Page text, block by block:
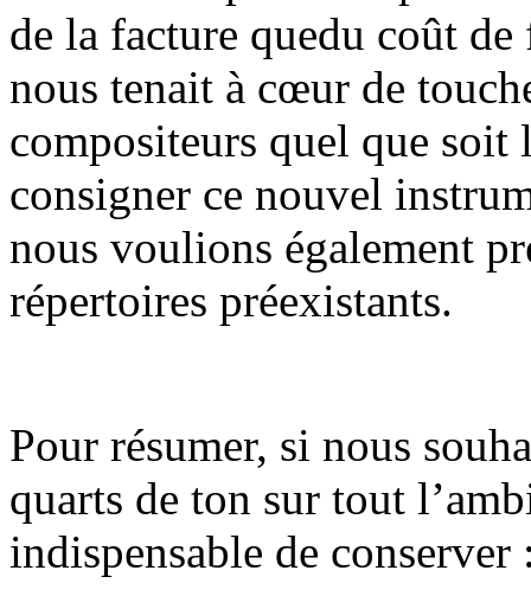
de la facture quedu coût
nous tenait à cœur de
compositeurs quel que soit
consigner ce nouvel
nous voulions également
répertoires préexistants.
Pour résumer, si nous
quarts de ton sur tout
indispensable de conserver